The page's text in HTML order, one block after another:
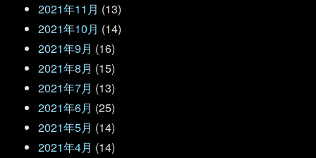
2021年11月 (13)
2021年10月 (14)
2021年9月 (16)
2021年8月 (15)
2021年7月 (13)
2021年6月 (25)
2021年5月 (14)
2021年4月 (14)